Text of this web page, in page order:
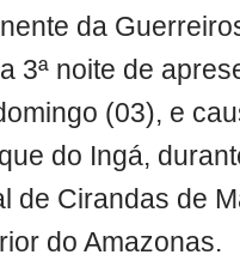
da
3ª noite de
(03), e
do Ingá,
de Cirandas de
do Amazonas.